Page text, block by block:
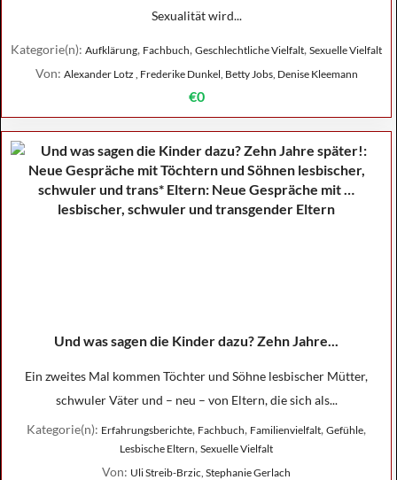
Sexualität wird...
Kategorie(n): Aufklärung, Fachbuch, Geschlechtliche Vielfalt, Sexuelle Vielfalt
Von: Alexander Lotz , Frederike Dunkel, Betty Jobs, Denise Kleemann
€0
Und was sagen die Kinder dazu? Zehn Jahre...
Ein zweites Mal kommen Töchter und Söhne lesbischer Mütter,
schwuler Väter und – neu – von Eltern, die sich als...
Kategorie(n): Erfahrungsberichte, Fachbuch, Familienvielfalt, Gefühle,
Lesbische Eltern, Sexuelle Vielfalt
Von: Uli Streib-Brzic, Stephanie Gerlach